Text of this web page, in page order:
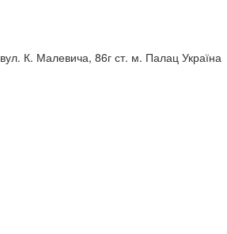
вул. К. Малевича, 86г ст. м. Палац Україна